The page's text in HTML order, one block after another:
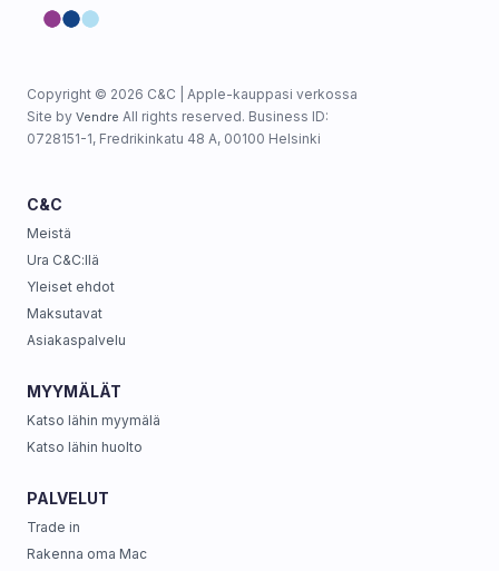
Copyright © 2026 C&C | Apple-kauppasi verkossa
Site by Vendre All rights reserved. Business ID:
0728151-1, Fredrikinkatu 48 A, 00100 Helsinki
C&C
Meistä
Ura C&C:llä
Yleiset ehdot
Maksutavat
Asiakaspalvelu
MYYMÄLÄT
Katso lähin myymälä
Katso lähin huolto
PALVELUT
Trade in
Rakenna oma Mac